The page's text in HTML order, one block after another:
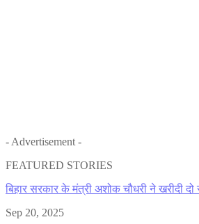
- Advertisement -
FEATURED STORIES
बिहार सरकार के मंत्री अशोक चौधरी ने खरीदी
Sep 20, 2025